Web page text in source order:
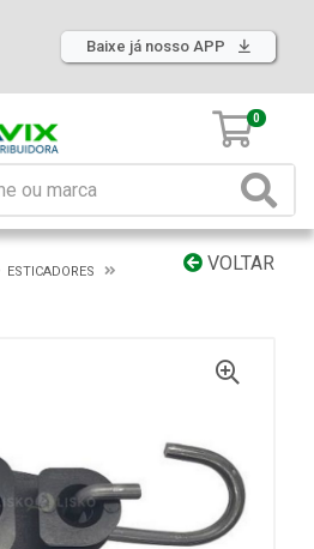
Baixe já nosso APP
0
VOLTAR
ESTICADORES